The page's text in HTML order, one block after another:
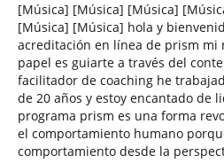
[Música] [Música] [Música]
[Música] [Música] hola y
acreditación en línea de prism mi
papel es guiarte a través del
facilitador de coaching he
de 20 años y estoy encantado de
programa prism es una forma
el comportamiento humano
comportamiento desde la